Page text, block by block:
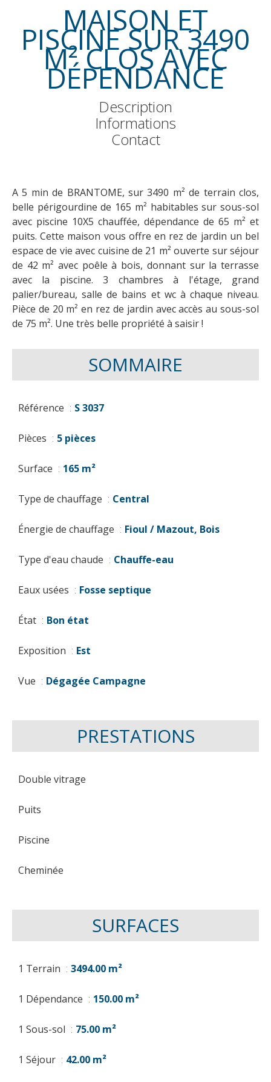
MAISON ET
PISCINE SUR 3490
M² CLOS AVEC
DÉPENDANCE
Description
Informations
Contact
A 5 min de BRANTOME, sur 3490 m² de terrain clos,
belle périgourdine de 165 m² habitables sur sous-sol
avec piscine 10X5 chauffée, dépendance de 65 m² et
puits. Cette maison vous offre en rez de jardin un bel
espace de vie avec cuisine de 21 m² ouverte sur séjour
de 42 m² avec poêle à bois, donnant sur la terrasse
avec la piscine. 3 chambres à l'étage, grand
palier/bureau, salle de bains et wc à chaque niveau.
Pièce de 20 m² en rez de jardin avec accès au sous-sol
de 75 m². Une très belle propriété à saisir !
SOMMAIRE
Référence S 3037
Pièces 5 pièces
Surface 165 m²
Type de chauffage Central
Énergie de chauffage Fioul / Mazout, Bois
Type d'eau chaude Chauffe-eau
Eaux usées Fosse septique
État Bon état
Exposition Est
Vue Dégagée Campagne
PRESTATIONS
Double vitrage
Puits
Piscine
Cheminée
SURFACES
1 Terrain 3494.00 m²
1 Dépendance 150.00 m²
1 Sous-sol 75.00 m²
1 Séjour 42.00 m²